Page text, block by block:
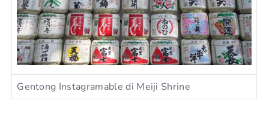
Gentong Instagramable di Meiji Shrine